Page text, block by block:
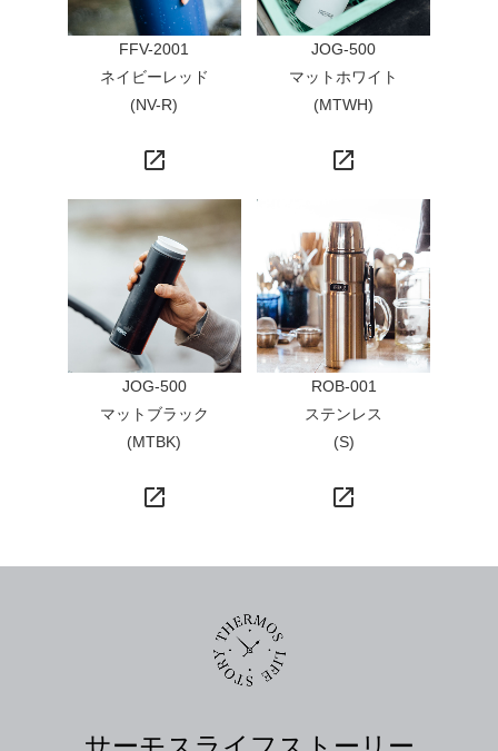
FFV-2001
ネイビーレッド
(NV-R)
launch
JOG-500
マットホワイト
(MTWH)
launch
JOG-500
マットブラック
(MTBK)
launch
ROB-001
ステンレス
(S)
launch